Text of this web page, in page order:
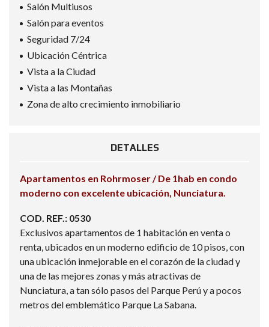
Salón Multiusos
Salón para eventos
Seguridad 7/24
Ubicación Céntrica
Vista a la Ciudad
Vista a las Montañas
Zona de alto crecimiento inmobiliario
DETALLES
Apartamentos en Rohrmoser / De 1hab en condo
moderno con excelente ubicación, Nunciatura.
COD. REF.: 0530
Exclusivos apartamentos de 1 habitación en venta o
renta, ubicados en un moderno edificio de 10 pisos, con
una ubicación inmejorable en el corazón de la ciudad y
una de las mejores zonas y más atractivas de
Nunciatura, a tan sólo pasos del Parque Perú y a pocos
metros del emblemático Parque La Sabana.